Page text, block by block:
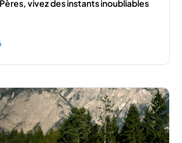
vivez des instants inoubliables